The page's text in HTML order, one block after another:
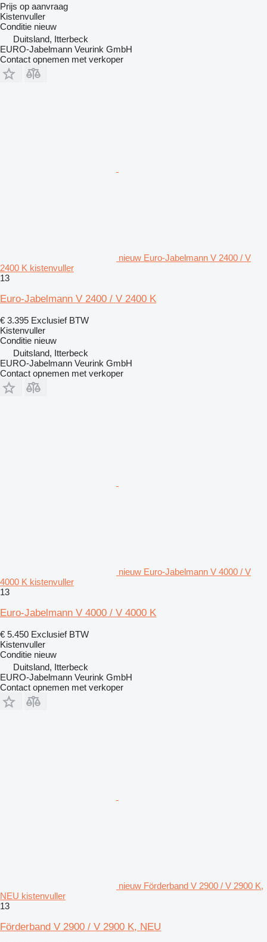
Prijs op aanvraag
Kistenvuller
Conditie nieuw
Duitsland, Itterbeck
EURO-Jabelmann Veurink GmbH
Contact opnemen met verkoper
nieuw Euro-Jabelmann V 2400 / V
2400 K kistenvuller
13
Euro-Jabelmann V 2400 / V 2400 K
€ 3.395 Exclusief BTW
Kistenvuller
Conditie nieuw
Duitsland, Itterbeck
EURO-Jabelmann Veurink GmbH
Contact opnemen met verkoper
nieuw Euro-Jabelmann V 4000 / V
4000 K kistenvuller
13
Euro-Jabelmann V 4000 / V 4000 K
€ 5.450 Exclusief BTW
Kistenvuller
Conditie nieuw
Duitsland, Itterbeck
EURO-Jabelmann Veurink GmbH
Contact opnemen met verkoper
nieuw Förderband V 2900 / V 2900 K,
NEU kistenvuller
13
Förderband V 2900 / V 2900 K, NEU